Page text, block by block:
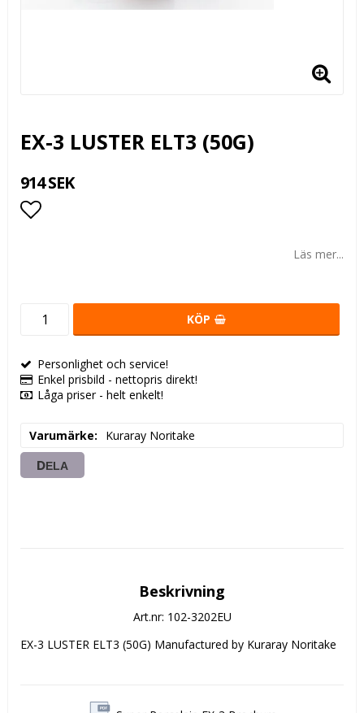
EX-3 LUSTER ELT3 (50G)
914 SEK
Läs mer...
KÖP
Personlighet och service!
Enkel prisbild - nettopris direkt!
Låga priser - helt enkelt!
Varumärke Kuraray Noritake
DELA
Beskrivning
Art.nr: 102-3202EU
EX-3 LUSTER ELT3 (50G) Manufactured by Kuraray Noritake